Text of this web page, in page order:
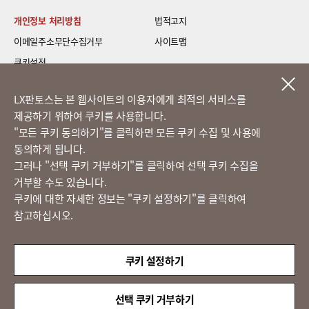
개인정보 처리방침
법적고지
이메일주소무단수집거부
사이트맵
쿠키설정
LG 베스트 케어 이전설치
고객의 소리
정도경영 신문고
(주)LX판토스 사업자등록번호 : 116-81-31734
서울시 종로구 새문안로 58
대표전화 :02-3771-2114
해외직구 문의 : 02-3771-2013 / 2014
LX판토스는 본 웹사이트의 이용자에게 최적의 서비스를
제공하기 위하여 쿠키를 사용합니다.
​"모든 쿠키 동의하기"를 클릭하면 모든 쿠키 수집 및 사용에
동의하게 됩니다.
그러나 "선택 쿠키 거부하기"를 클릭하여 선택 쿠키 수집을
거부할 수도 있습니다.
쿠키에 대한 자세한 정보는 "쿠키 설정하기"를 클릭하여
참고하십시오.
쿠키 설정하기
선택 쿠키 거부하기